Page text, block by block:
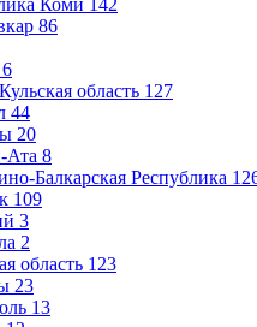
Коми 142
86
6
область 127
44
20
Ата 8
Балкарская Республика
109
3
2
область 123
23
13